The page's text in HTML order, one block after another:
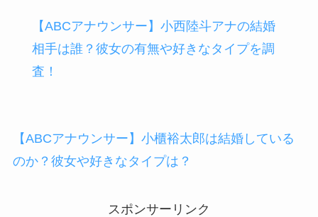
【ABCアナウンサー】小西陸斗アナの結婚
相手は誰？彼女の有無や好きなタイプを調
査！
【ABCアナウンサー】小櫃裕太郎は結婚している
のか？彼女や好きなタイプは？
スポンサーリンク